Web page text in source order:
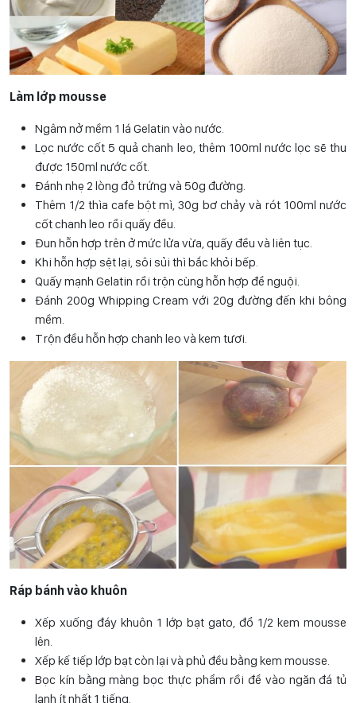
Làm lớp mousse
Ngâm nở mềm 1 lá Gelatin vào nước.
Lọc nước cốt 5 quả chanh leo, thêm 100ml nước lọc sẽ thu
được 150ml nước cốt.
Đánh nhẹ 2 lòng đỏ trứng và 50g đường.
Thêm 1/2 thìa cafe bột mì, 30g bơ chảy và rót 100ml nước
cốt chanh leo rồi quấy đều.
Đun hỗn hợp trên ở mức lửa vừa, quấy đều và liên tục.
Khi hỗn hợp sệt lại, sôi sủi thì bắc khỏi bếp.
Quấy mạnh Gelatin rồi trộn cùng hỗn hợp để nguội.
Đánh 200g Whipping Cream với 20g đường đến khi bông
mềm.
Trộn đều hỗn hợp chanh leo và kem tươi.
Ráp bánh vào khuôn
Xếp xuống đáy khuôn 1 lớp bạt gato, đổ 1/2 kem mousse
lên.
Xếp kế tiếp lớp bạt còn lại và phủ đều bằng kem mousse.
Bọc kín bằng màng bọc thực phẩm rồi để vào ngăn đá tủ
lạnh ít nhất 1 tiếng.